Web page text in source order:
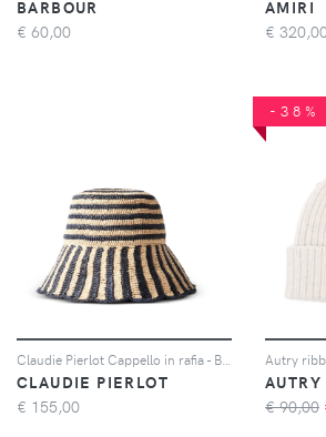
BARBOUR
€ 60,00
AMIRI
€
CLAUDIE PIERLOT
€ 155,00
-38%
AUTRY
€ 90,00